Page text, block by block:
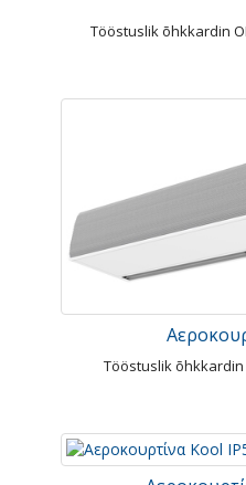
Tööstuslik õhkkardin
Tööstuslik